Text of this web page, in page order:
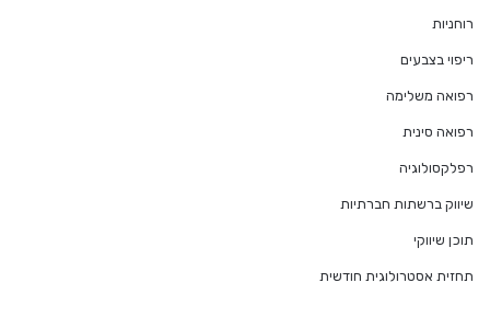
רוחניות
ריפוי בצבעים
רפואה משלימה
רפואה סינית
רפלקסולוגיה
שיווק ברשתות חברתיות
תוכן שיווקי
תחזית אסטרולוגית חודשית